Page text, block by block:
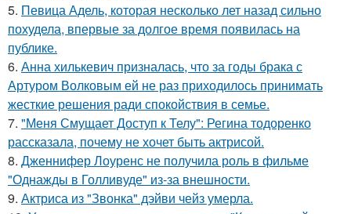
5. Певица Адель, которая несколько лет назад сильно
похудела, впервые за долгое время появилась на
публике.
6. Анна хилькевич призналась, что за годы брака с
Артуром Волковым ей не раз приходилось принимать
жесткие решения ради спокойствия в семье.
7. "Меня Смущает Доступ к Телу": Регина тодоренко
рассказала, почему не хочет быть актрисой.
8. Дженнифер Лоуренс не получила роль в фильме
"Однажды в Голливуде" из-за внешности.
9. Актриса из "Звонка" дэйви чейз умерла.